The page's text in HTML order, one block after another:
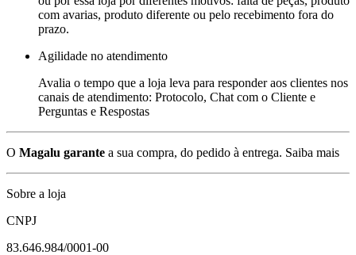
com avarias, produto diferente ou pelo recebimento fora do
prazo.
Agilidade no atendimento
Avalia o tempo que a loja leva para responder aos clientes nos
canais de atendimento: Protocolo, Chat com o Cliente e
Perguntas e Respostas
O Magalu garante a sua compra, do pedido à entrega. Saiba mais
Sobre a loja
CNPJ
83.646.984/0001-00